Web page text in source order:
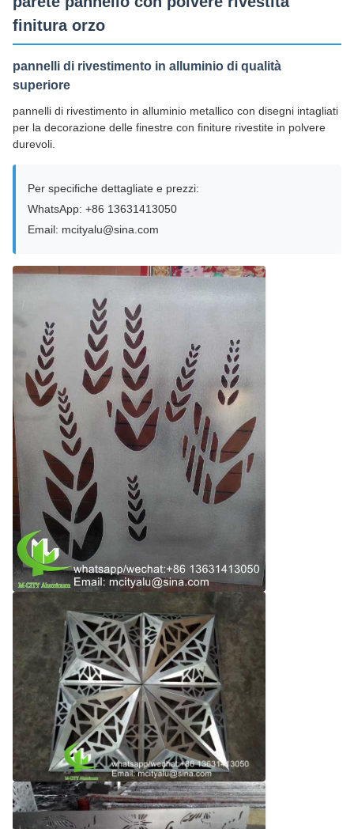
finitura orzo
pannelli di rivestimento in alluminio di qualità
superiore
pannelli di rivestimento in alluminio metallico con disegni intagliati
per la decorazione delle finestre con finiture rivestite in polvere
durevoli.
Per specifiche dettagliate e prezzi:
WhatsApp: +86 13631413050
Email: mcityalu@sina.com